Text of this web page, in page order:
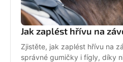
Jak zaplést hřívu na
Zjistěte, jak zaplést hřívu na
správné gumičky i fígly, díky